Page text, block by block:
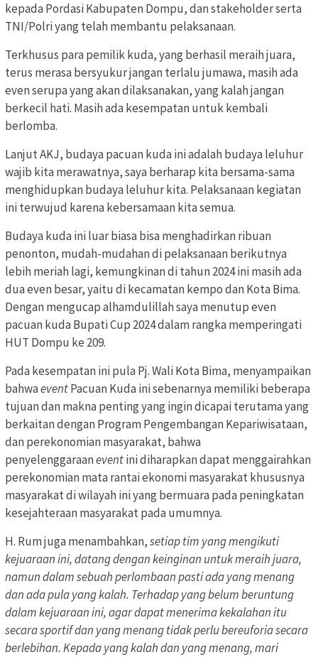
kepada Pordasi Kabupaten Dompu, dan stakeholder serta
TNI/Polri yang telah membantu pelaksanaan.
Terkhusus para pemilik kuda, yang berhasil meraih juara,
terus merasa bersyukur jangan terlalu jumawa, masih ada
even serupa yang akan dilaksanakan, yang kalah jangan
berkecil hati. Masih ada kesempatan untuk kembali
berlomba.
Lanjut AKJ, budaya pacuan kuda ini adalah budaya leluhur
wajib kita merawatnya, saya berharap kita bersama-sama
menghidupkan budaya leluhur kita. Pelaksanaan kegiatan
ini terwujud karena kebersamaan kita semua.
Budaya kuda ini luar biasa bisa menghadirkan ribuan
penonton, mudah-mudahan di pelaksanaan berikutnya
lebih meriah lagi, kemungkinan di tahun 2024 ini masih ada
dua even besar, yaitu di kecamatan kempo dan Kota Bima.
Dengan mengucap alhamdulillah saya menutup even
pacuan kuda Bupati Cup 2024 dalam rangka memperingati
HUT Dompu ke 209.
Pada kesempatan ini pula Pj. Wali Kota Bima, menyampaikan
bahwaeventPacuan Kuda ini sebenarnya memiliki beberapa
tujuan dan makna penting yang ingin dicapai terutama yang
berkaitan dengan Program Pengembangan Kepariwisataan,
dan perekonomian masyarakat, bahwa
penyelenggaraaneventini diharapkan dapat menggairahkan
perekonomian mata rantai ekonomi masyarakat khususnya
masyarakat di wilayah ini yang bermuara pada peningkatan
kesejahteraan masyarakat pada umumnya.
H. Rum juga menambahkan,setiap tim yang mengikuti
kejuaraan ini, datang dengan keinginan untuk meraih juara,
namun dalam sebuah perlombaan pasti ada yang menang
dan ada pula yang kalah. Terhadap yang belum beruntung
dalam kejuaraan ini, agar dapat menerima kekalahan itu
secara sportif dan yang menang tidak perlu bereuforia secara
berlebihan. Kepada yang kalah dan yang menang, mari